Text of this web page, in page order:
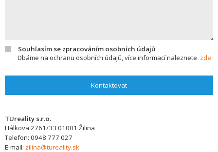
Souhlasím se zpracováním osobních údajů
Dbáme na ochranu osobních údajů, více informací naleznete zde
Kontaktovat
TUreality s.r.o.
Hálkova 2761/33 01001 Žilina
Telefon: 0948 777 027
E-mail: zilina@tureality.sk